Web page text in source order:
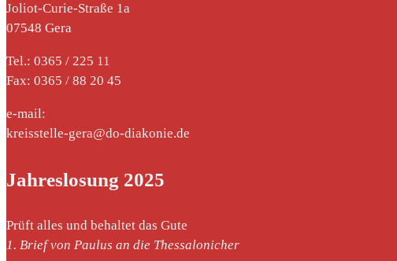
Joliot-Curie-Straße 1a
07548 Gera
Tel.: 0365 / 225 11
Fax: 0365 / 88 20 45
e-mail:
kreisstelle-gera@do-diakonie.de
Jahreslosung 2025
Prüft alles und behaltet das Gute
1. Brief von Paulus an die Thessalonicher